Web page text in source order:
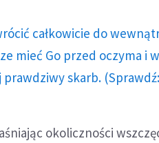
całkowicie do
mieć Go przed oczyma i
prawdziwy skarb. (Sprawdź:
okoliczności